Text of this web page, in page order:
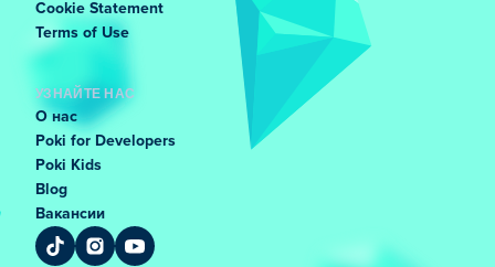
Cookie Statement
Terms of Use
УЗНАЙТЕ НАС
О нас
Poki for Developers
Poki Kids
Blog
Вакансии